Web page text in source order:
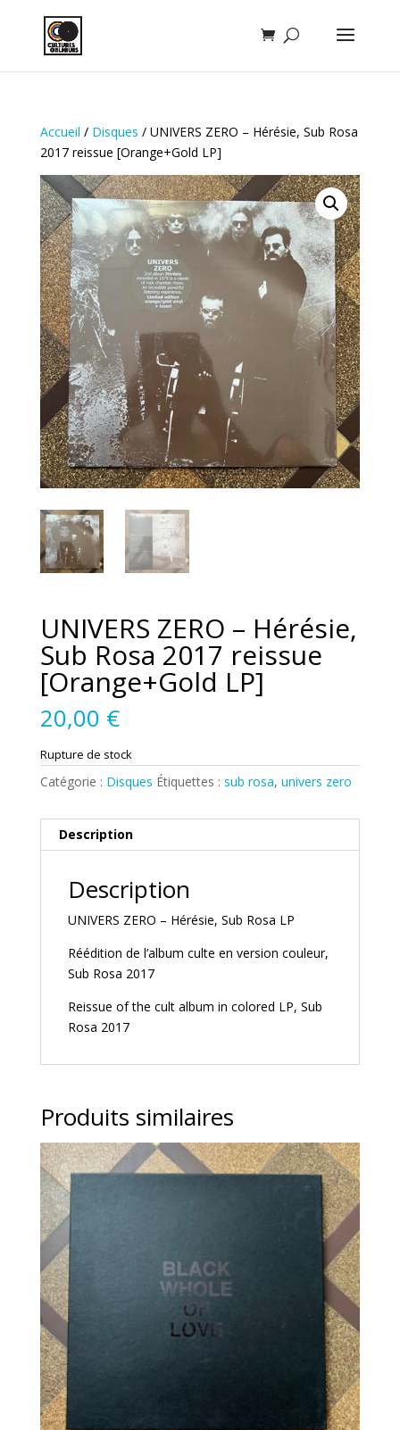
Accueil / Disques / UNIVERS ZERO – Hérésie, Sub Rosa
2017 reissue [Orange+Gold LP]
UNIVERS ZERO – Hérésie,
Sub Rosa 2017 reissue
[Orange+Gold LP]
20,00 €
Rupture de stock
Catégorie : Disques Étiquettes : sub rosa, univers zero
Description
Description
UNIVERS ZERO – Hérésie, Sub Rosa LP
Réédition de l’album culte en version couleur,
Sub Rosa 2017
Reissue of the cult album in colored LP, Sub
Rosa 2017
Produits similaires